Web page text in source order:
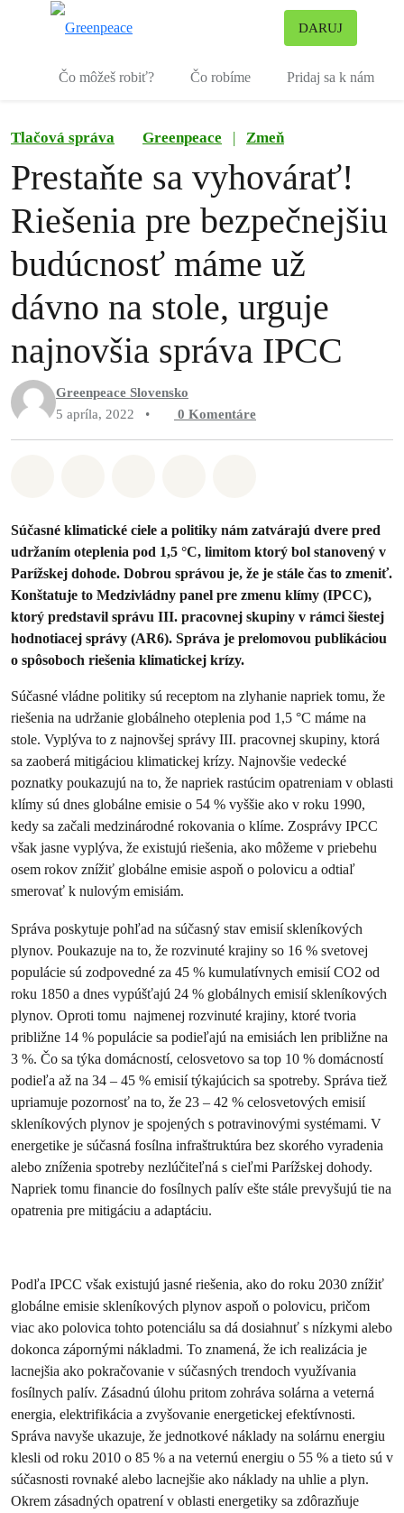
DARUJ
Čo môžeš robiť? Čo robíme Pridaj sa k nám
Tlačová správa Greenpeace | Zmeň
Prestaňte sa vyhovárať!
Riešenia pre bezpečnejšiu
budúcnosť máme už
dávno na stole, urguje
najnovšia správa IPCC
Greenpeace Slovensko
5 apríla, 2022
• 0 Komentáre
Súčasné klimatické ciele a politiky nám zatvárajú dvere pred
udržaním oteplenia pod 1,5 °C, limitom ktorý bol stanovený v
Parížskej dohode. Dobrou správou je, že je stále čas to zmeniť.
Konštatuje to Medzivládny panel pre zmenu klímy (IPCC),
ktorý predstavil správu III. pracovnej skupiny v rámci šiestej
hodnotiacej správy (AR6). Správa je prelomovou publikáciou
o spôsoboch riešenia klimatickej krízy.
Súčasné vládne politiky sú receptom na zlyhanie napriek tomu, že
riešenia na udržanie globálneho oteplenia pod 1,5 °C máme na
stole. Vyplýva to z najnovšej správy III. pracovnej skupiny, ktorá
sa zaoberá mitigáciou klimatickej krízy. Najnovšie vedecké
poznatky poukazujú na to, že napriek rastúcim opatreniam v oblasti
klímy sú dnes globálne emisie o 54 % vyššie ako v roku 1990,
kedy sa začali medzinárodné rokovania o klíme. Zosprávy IPCC
však jasne vyplýva, že existujú riešenia, ako môžeme v priebehu
osem rokov znížiť globálne emisie aspoň o polovicu a odtiaľ
smerovať k nulovým emisiám.
Správa poskytuje pohľad na súčasný stav emisií skleníkových
plynov. Poukazuje na to, že rozvinuté krajiny so 16 % svetovej
populácie sú zodpovedné za 45 % kumulatívnych emisií CO2 od
roku 1850 a dnes vypúšťajú 24 % globálnych emisií skleníkových
plynov. Oproti tomu najmenej rozvinuté krajiny, ktoré tvoria
približne 14 % populácie sa podieľajú na emisiách len približne na
3 %. Čo sa týka domácností, celosvetovo sa top 10 % domácností
podieľa až na 34 – 45 % emisií týkajúcich sa spotreby. Správa tiež
upriamuje pozornosť na to, že 23 – 42 % celosvetových emisií
skleníkových plynov je spojených s potravinovými systémami. V
energetike je súčasná fosílna infraštruktúra bez skorého vyradenia
alebo zníženia spotreby nezlúčiteľná s cieľmi Parížskej dohody.
Napriek tomu financie do fosílnych palív ešte stále prevyšujú tie na
opatrenia pre mitigáciu a adaptáciu.
Podľa IPCC však existujú jasné riešenia, ako do roku 2030 znížiť
globálne emisie skleníkových plynov aspoň o polovicu, pričom
viac ako polovica tohto potenciálu sa dá dosiahnuť s nízkymi alebo
dokonca zápornými nákladmi. To znamená, že ich realizácia je
lacnejšia ako pokračovanie v súčasných trendoch využívania
fosílnych palív. Zásadnú úlohu pritom zohráva solárna a veterná
energia, elektrifikácia a zvyšovanie energetickej efektívnosti.
Správa navyše ukazuje, že jednotkové náklady na solárnu energiu
klesli od roku 2010 o 85 % a na veternú energiu o 55 % a tieto sú v
súčasnosti rovnaké alebo lacnejšie ako náklady na uhlie a plyn.
Okrem zásadných opatrení v oblasti energetiky sa zdôrazňuje